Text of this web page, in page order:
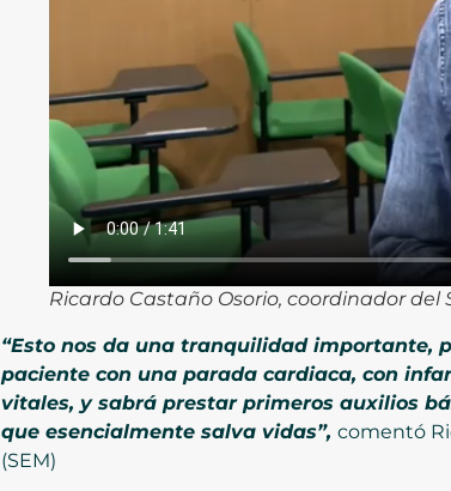
Ricardo Castaño Osorio, coordinador
“Esto nos da una tranquilidad importante,
paciente con una parada cardiaca, con
vitales, y sabrá prestar primeros auxilios
que esencialmente salva vidas”, comentó
(SEM)